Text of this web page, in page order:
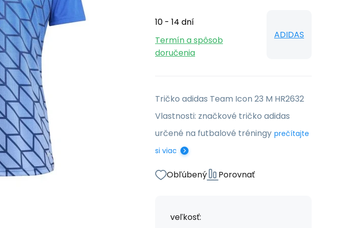
10 - 14 dní
Termín a spôsob
doručenia
ADIDAS
Tričko adidas Team Icon 23 M HR2632
Vlastnosti: značkové tričko adidas
určené na futbalové tréningy prečítajte
si viac
Obľúbený Porovnať
veľkosť: